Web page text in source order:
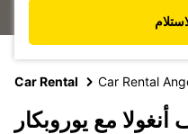
Car Rental Car Rental
أنغولا مع يوروبكار